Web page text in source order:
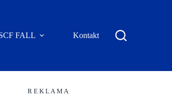
FALL Kontakt
R E K L A M A